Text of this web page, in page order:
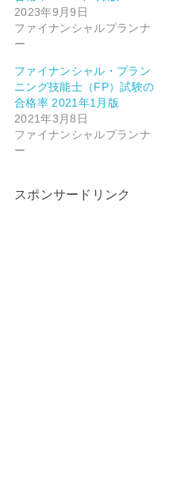
2023年9月9日
ファイナンシャルプランナ
ー
ファイナンシャル・プラン
ニング技能士（FP）試験の
合格率 2021年1月版
2021年3月8日
ファイナンシャルプランナ
ー
スポンサードリンク